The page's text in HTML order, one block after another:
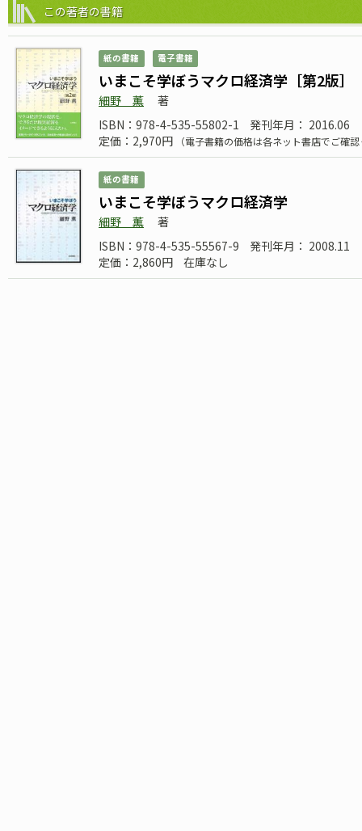
この著者の書籍
紙の書籍 電子書籍
いまこそ学ぼうマクロ経済学［第2版］
細野 薫
著
ISBN：978-4-535-55802-1
発刊年月： 2016.06
定価：2,970円
（電子書籍の価格は各ネット書店でご確
紙の書籍
いまこそ学ぼうマクロ経済学
細野 薫
著
ISBN：978-4-535-55567-9
発刊年月： 2008.11
定価：2,860円
在庫なし